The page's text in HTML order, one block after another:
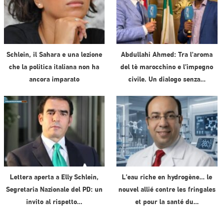
Schlein, il Sahara e una lezione
che la politica italiana non ha
ancora imparato
Abdullahi Ahmed: Tra l’aroma
del tè marocchino e l’impegno
civile. Un dialogo senza…
Lettera aperta a Elly Schlein,
Segretaria Nazionale del PD: un
invito al rispetto…
L’eau riche en hydrogène… le
nouvel allié contre les fringales
et pour la santé du…